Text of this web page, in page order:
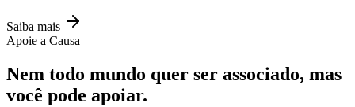
Saiba mais
Apoie a Causa
Nem todo mundo quer ser associado, mas
você pode apoiar.